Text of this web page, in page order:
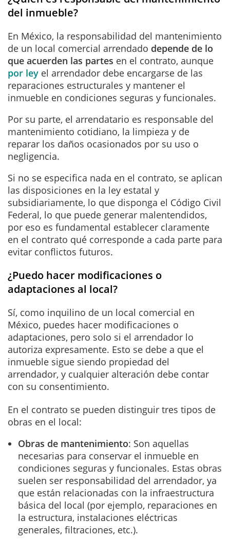
del inmueble?
En México, la responsabilidad del mantenimiento
de un local comercial arrendado depende de lo
que acuerden las partes en el contrato, aunque
por ley el arrendador debe encargarse de las
reparaciones estructurales y mantener el
inmueble en condiciones seguras y funcionales.
Por su parte, el arrendatario es responsable del
mantenimiento cotidiano, la limpieza y de
reparar los daños ocasionados por su uso o
negligencia.
Si no se especifica nada en el contrato, se aplican
las disposiciones en la ley estatal y
subsidiariamente, lo que disponga el Código Civil
Federal, lo que puede generar malentendidos,
por eso es fundamental establecer claramente
en el contrato qué corresponde a cada parte para
evitar conflictos futuros.
¿Puedo hacer modificaciones o
adaptaciones al local?
Sí, como inquilino de un local comercial en
México, puedes hacer modificaciones o
adaptaciones, pero solo si el arrendador lo
autoriza expresamente. Esto se debe a que el
inmueble sigue siendo propiedad del
arrendador, y cualquier alteración debe contar
con su consentimiento.
En el contrato se pueden distinguir tres tipos de
obras en el local:
Obras de mantenimiento: Son aquellas
necesarias para conservar el inmueble en
condiciones seguras y funcionales. Estas obras
suelen ser responsabilidad del arrendador, ya
que están relacionadas con la infraestructura
básica del local (por ejemplo, reparaciones en
la estructura, instalaciones eléctricas
generales, filtraciones, etc.).